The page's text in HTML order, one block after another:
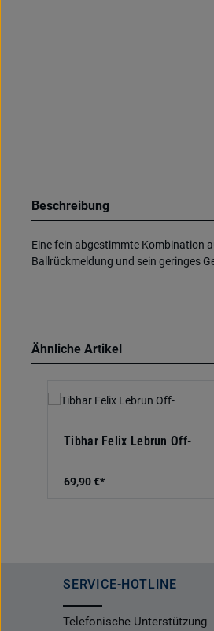
Beschreibung
Eine fein abgestimmte Kombination
Ballrückmeldung und sein geringes
Ähnliche Artikel
Tibhar Felix Lebrun Off-
69,90 €*
SERVICE-HOTLINE
Telefonische Unterstützung